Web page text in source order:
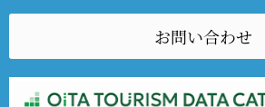
お問い合わせ